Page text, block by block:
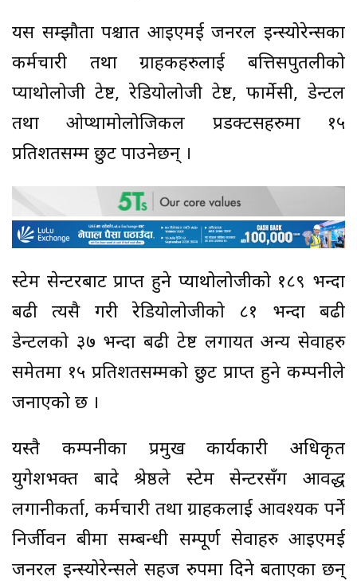
यस सम्झौता पश्चात आइएमई जनरल इन्स्योरेन्सका
कर्मचारी तथा ग्राहकहरुलाई बत्तिसपुतलीको
प्याथोलोजी टेष्ट, रेडियोलोजी टेष्ट, फार्मेसी, डेन्टल
तथा ओप्थामोलोजिकल प्रडक्टसहरुमा १५
प्रतिशतसम्म छुट पाउनेछन् ।
स्टेम सेन्टरबाट प्राप्त हुने प्याथोलोजीको १८९ भन्दा
बढी त्यसै गरी रेडियोलोजीको ८१ भन्दा बढी
डेन्टलको ३७ भन्दा बढी टेष्ट लगायत अन्य सेवाहरु
समेतमा १५ प्रतिशतसम्मको छुट प्राप्त हुने कम्पनीले
जनाएको छ ।
यस्तै कम्पनीका प्रमुख कार्यकारी अधिकृत
युगेशभक्त बादे श्रेष्ठले स्टेम सेन्टरसँग आवद्ध
लगानीकर्ता, कर्मचारी तथा ग्राहकलाई आवश्यक पर्ने
निर्जीवन बीमा सम्बन्धी सम्पूर्ण सेवाहरु आइएमई
जनरल इन्स्योरेन्सले सहज रुपमा दिने बताएका छन्